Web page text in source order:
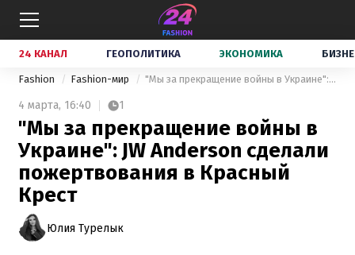
24 КАНАЛ ГЕОПОЛИТИКА ЭКОНОМИКА
Fashion Fashion-мир "Мы за прекращение войны в Украине": JW Anderson сделали пожертвования в Красный Крест
4 марта, 16:40 1
"Мы за прекращение войны в
Украине": JW Anderson сделали
пожертвования в Красный
Крест
Юлия Турелык